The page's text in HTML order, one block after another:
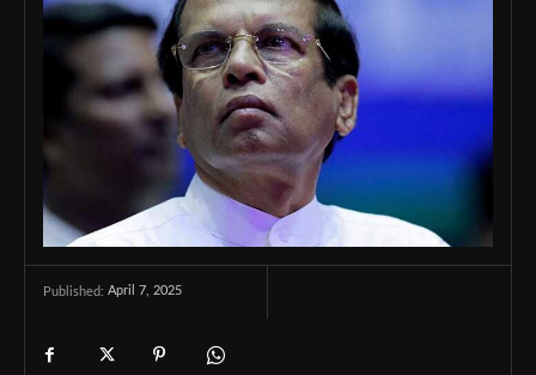
Published: April 7, 2025